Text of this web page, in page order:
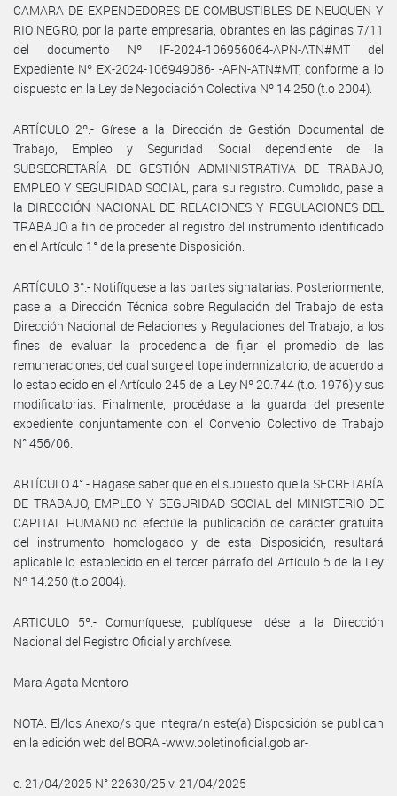
CAMARA DE EXPENDEDORES DE COMBUSTIBLES DE NEUQUEN Y
RIO NEGRO, por la parte empresaria, obrantes en las páginas 7/11
del documento Nº IF-2024-106956064-APN-ATN#MT del
Expediente Nº EX-2024-106949086- -APN-ATN#MT, conforme a lo
dispuesto en la Ley de Negociación Colectiva Nº 14.250 (t.o 2004).
ARTÍCULO 2º.- Gírese a la Dirección de Gestión Documental de
Trabajo, Empleo y Seguridad Social dependiente de la
SUBSECRETARÍA DE GESTIÓN ADMINISTRATIVA DE TRABAJO,
EMPLEO Y SEGURIDAD SOCIAL, para su registro. Cumplido, pase a
la DIRECCIÓN NACIONAL DE RELACIONES Y REGULACIONES DEL
TRABAJO a fin de proceder al registro del instrumento identificado
en el Artículo 1° de la presente Disposición.
ARTÍCULO 3°.- Notifíquese a las partes signatarias. Posteriormente,
pase a la Dirección Técnica sobre Regulación del Trabajo de esta
Dirección Nacional de Relaciones y Regulaciones del Trabajo, a los
fines de evaluar la procedencia de fijar el promedio de las
remuneraciones, del cual surge el tope indemnizatorio, de acuerdo a
lo establecido en el Artículo 245 de la Ley Nº 20.744 (t.o. 1976) y sus
modificatorias. Finalmente, procédase a la guarda del presente
expediente conjuntamente con el Convenio Colectivo de Trabajo
N° 456/06.
ARTÍCULO 4°.- Hágase saber que en el supuesto que la SECRETARÍA
DE TRABAJO, EMPLEO Y SEGURIDAD SOCIAL del MINISTERIO DE
CAPITAL HUMANO no efectúe la publicación de carácter gratuita
del instrumento homologado y de esta Disposición, resultará
aplicable lo establecido en el tercer párrafo del Artículo 5 de la Ley
Nº 14.250 (t.o.2004).
ARTICULO 5º.- Comuníquese, publíquese, dése a la Dirección
Nacional del Registro Oficial y archívese.
Mara Agata Mentoro
NOTA: El/los Anexo/s que integra/n este(a) Disposición se publican
en la edición web del BORA -www.boletinoficial.gob.ar-
e. 21/04/2025 N° 22630/25 v. 21/04/2025